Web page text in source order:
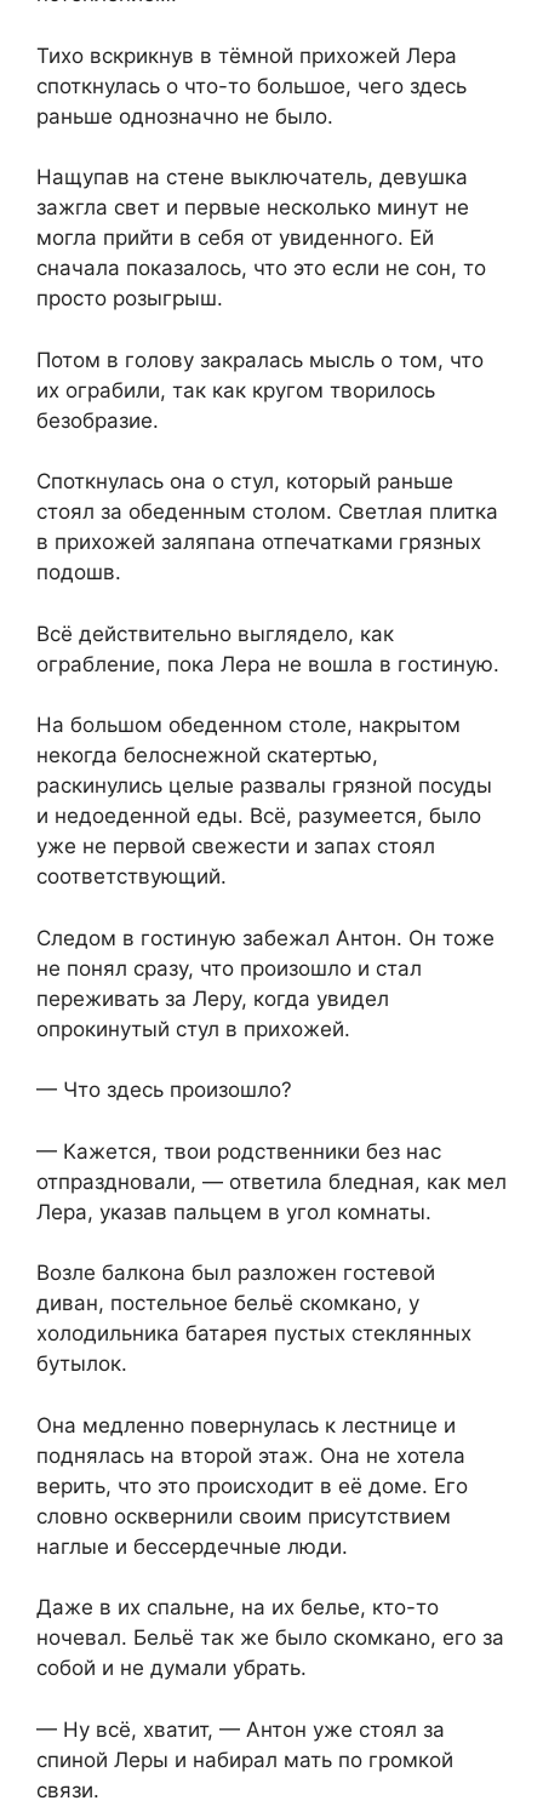
Тихо вскрикнув в тёмной прихожей Лера
споткнулась о что-то большое, чего здесь
раньше однозначно не было.
Нащупав на стене выключатель, девушка
зажгла свет и первые несколько минут не
могла прийти в себя от увиденного. Ей
сначала показалось, что это если не сон, то
просто розыгрыш.
Потом в голову закралась мысль о том, что
их ограбили, так как кругом творилось
безобразие.
Споткнулась она о стул, который раньше
стоял за обеденным столом. Светлая плитка
в прихожей заляпана отпечатками грязных
подошв.
Всё действительно выглядело, как
ограбление, пока Лера не вошла в гостиную.
На большом обеденном столе, накрытом
некогда белоснежной скатертью,
раскинулись целые развалы грязной посуды
и недоеденной еды. Всё, разумеется, было
уже не первой свежести и запах стоял
соответствующий.
Следом в гостиную забежал Антон. Он тоже
не понял сразу, что произошло и стал
переживать за Леру, когда увидел
опрокинутый стул в прихожей.
— Что здесь произошло?
— Кажется, твои родственники без нас
отпраздновали, — ответила бледная, как мел
Лера, указав пальцем в угол комнаты.
Возле балкона был разложен гостевой
диван, постельное бельё скомкано, у
холодильника батарея пустых стеклянных
бутылок.
Она медленно повернулась к лестнице и
поднялась на второй этаж. Она не хотела
верить, что это происходит в её доме. Его
словно осквернили своим присутствием
наглые и бессердечные люди.
Даже в их спальне, на их белье, кто-то
ночевал. Бельё так же было скомкано, его за
собой и не думали убрать.
— Ну всё, хватит, — Антон уже стоял за
спиной Леры и набирал мать по громкой
связи.